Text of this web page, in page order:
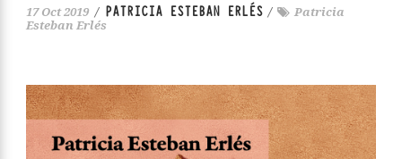
17 Oct 2019 / PATRICIA ESTEBAN ERLÉS /
Patricia
Esteban Erlés